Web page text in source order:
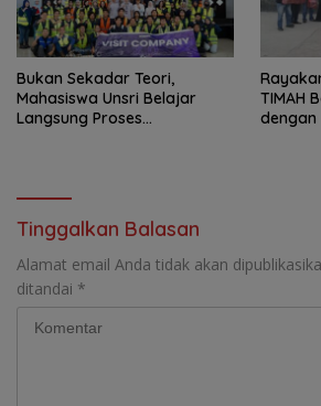
Bukan Sekadar Teori,
Mahasiswa Unsri Belajar
Langsung Proses
TIMAH
dengan
Tinggalkan Balasan
Alamat email Anda tidak akan
ditandai *